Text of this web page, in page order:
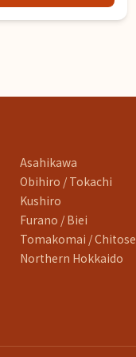
Asahikawa
Obihiro / Tokachi
Kushiro
Furano / Biei
Tomakomai / Chitose
Northern Hokkaido